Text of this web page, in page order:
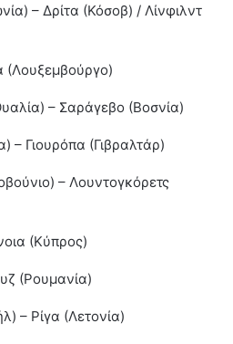
– Δρίτα (Κόσοβ) / Λίνφιλντ
(Λουξεμβούργο)
– Σαράγεβο (Βοσνία)
– Γιουρόπα (Γιβραλτάρ)
– Λουντογκόρετς
(Κύπρος)
(Ρουμανία)
– Ρίγα (Λετονία)